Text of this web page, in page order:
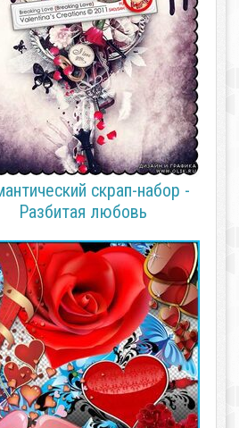
скрап-набор -
Разбитая любовь